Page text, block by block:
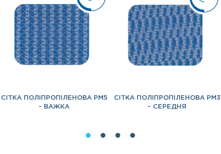
СІТКА ПОЛІПРОПІЛЕНОВА PM5
– ВАЖКА
СІТКА ПОЛІПРОПІЛЕНОВА PM3
– СЕРЕДНЯ